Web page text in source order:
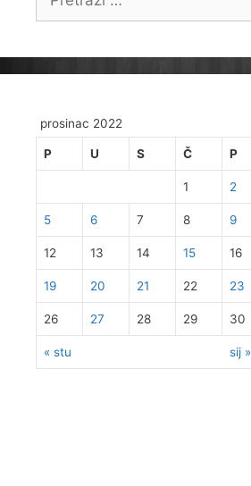
prosinac 2022
P U S Č P
« stu sij »
1 2
5 6 7 8 9
12 13 14 15 16
19 20 21 22 23
26 27 28 29 30